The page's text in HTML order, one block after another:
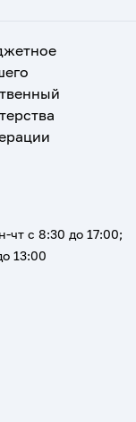
чт с 8:30 до 17:00;
13:00